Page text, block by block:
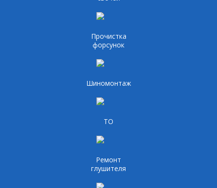
Прочистка
форсунок
Шиномонтаж
ТО
Ремонт
глушителя